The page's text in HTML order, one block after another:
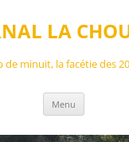
LA
de minuit, la facétie des
Menu